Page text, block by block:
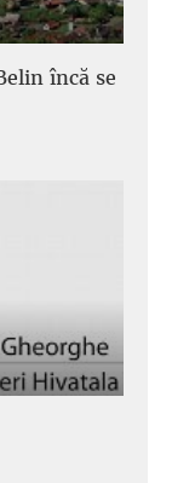
încă se